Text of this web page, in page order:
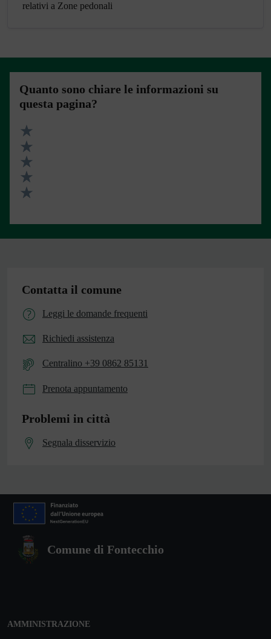
relativi a Zone pedonali
Quanto sono chiare le informazioni su
questa pagina?
Valuta 5 stelle su 5
Valuta 4 stelle su 5
Valuta 3 stelle su 5
Valuta 2 stelle su 5
Contatta il comune
Leggi le domande frequenti
Richiedi assistenza
Centralino +39 0862 85131
Prenota appuntamento
Problemi in città
Segnala disservizio
Comune di Fontecchio
AMMINISTRAZIONE